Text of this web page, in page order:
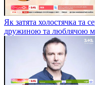
Як затята холостячка та
дружиною та люблячою